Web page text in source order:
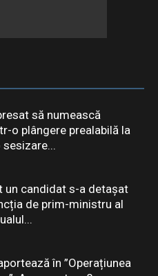
să numească
o plângere prealabilă la
un candidat s-a detașat
de prim-ministru al
în ”Operațiunea